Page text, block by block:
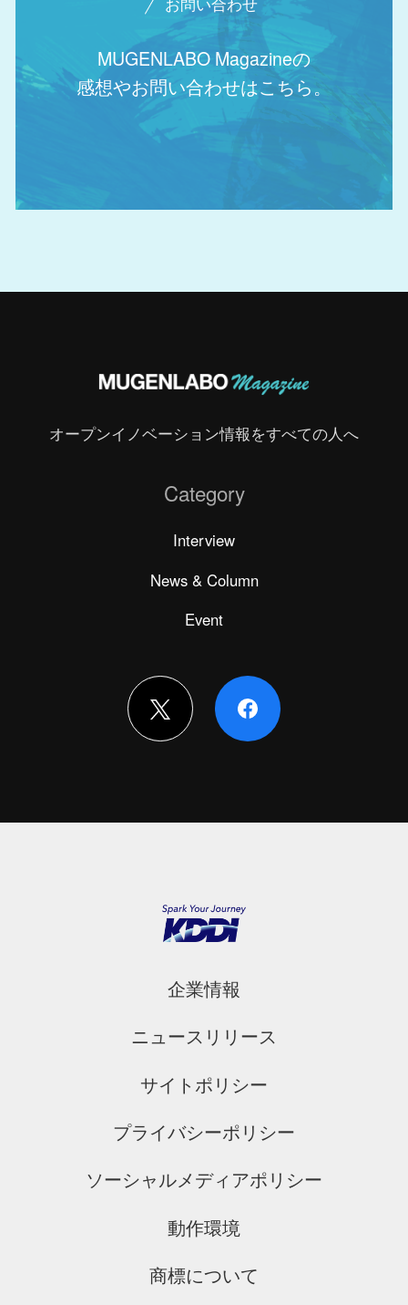
MUGENLABO Magazineの
感想やお問い合わせはこちら。
オープンイノベーション情報をすべての人へ
Category
Interview
News & Column
Event
企業情報
ニュースリリース
サイトポリシー
プライバシーポリシー
ソーシャルメディアポリシー
動作環境
商標について